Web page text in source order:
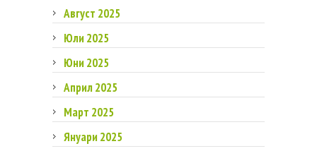
Август 2025
Юли 2025
Юни 2025
Април 2025
Март 2025
Януари 2025